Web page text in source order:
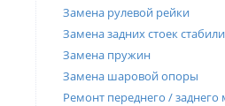
Замена рулевой рейки
Замена задних стоек
Замена пружин
Замена шаровой опоры
Ремонт переднего / заднего